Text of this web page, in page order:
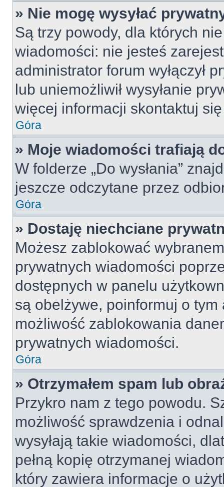
» Nie mogę wysyłać
Są trzy powody, dla których
wiadomości: nie jesteś
administrator forum wyłączył
lub uniemożliwił wysyłanie
więcej informacji skontaktuj
Góra
» Moje wiadomości trafiają
W folderze „Do wysłania”
jeszcze odczytane przez
Góra
» Dostaję niechciane
Możesz zablokować
prywatnych wiadomości
dostępnych w panelu
są obelżywe, poinformuj o
możliwość zablokowania
prywatnych wiadomości.
Góra
» Otrzymałem spam lub
Przykro nam z tego powodu.
możliwość sprawdzenia i
wysyłają takie wiadomości,
pełną kopię otrzymanej
który zawiera informacje o